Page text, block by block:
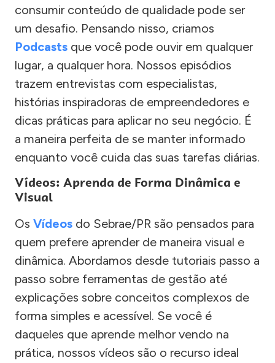
consumir conteúdo de qualidade pode ser
um desafio. Pensando nisso, criamos
Podcasts que você pode ouvir em qualquer
lugar, a qualquer hora. Nossos episódios
trazem entrevistas com especialistas,
histórias inspiradoras de empreendedores e
dicas práticas para aplicar no seu negócio. É
a maneira perfeita de se manter informado
enquanto você cuida das suas tarefas diárias.
Vídeos: Aprenda de Forma Dinâmica e
Visual
Os Vídeos do Sebrae/PR são pensados para
quem prefere aprender de maneira visual e
dinâmica. Abordamos desde tutoriais passo a
passo sobre ferramentas de gestão até
explicações sobre conceitos complexos de
forma simples e acessível. Se você é
daqueles que aprende melhor vendo na
prática, nossos vídeos são o recurso ideal